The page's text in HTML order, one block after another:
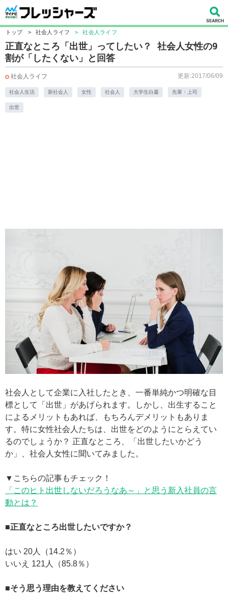
トップ > 社会人ライフ > 社会人ライフ
正直なところ「出世」ってしたい？ 社会人女性の9
割が「したくない」と回答
社会人ライフ 更新:2017/06/09
社会人生活 新社会人 女性 社会人 大学生白書 先輩・上司
出世
社会人として企業に入社したとき、一番単純かつ明確な目
標として「出世」があげられます。しかし、出生すること
によるメリットもあれば、もちろんデメリットもありま
す。特に女性社会人たちは、出世をどのようにとらえてい
るのでしょうか？ 正直なところ、「出世したいかどう
か」、社会人女性に聞いてみました。
▼こちらの記事もチェック！
「このヒト出世しないだろうなあ～」と思う新入社員の言
動とは？
■正直なところ出世したいですか？
はい 20人（14.2％）
いいえ 121人（85.8％）
■そう思う理由を教えてください